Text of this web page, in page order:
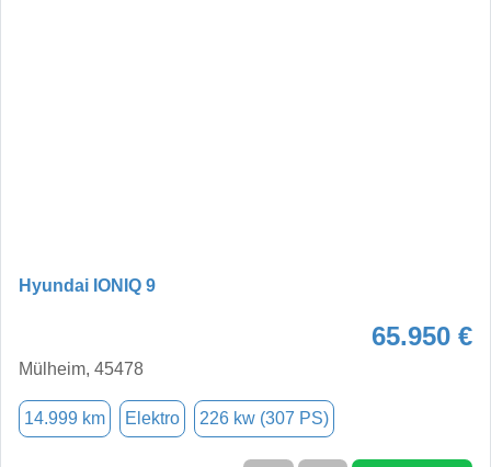
Hyundai IONIQ 9
65.950 €
Mülheim, 45478
14.999 km Elektro 226 kw (307 PS)